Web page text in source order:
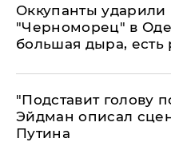
Оккупанты ударили
"Черноморец" в
большая дыра, есть
​"Подставит голову
Эйдман описал
Путина